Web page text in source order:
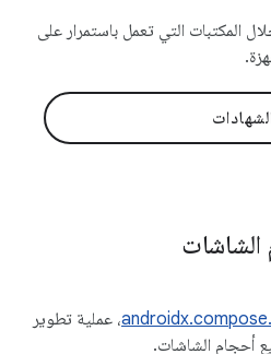
المكتبات التي تعمل باستمرار على
الشاشات
، عملية تطوير
أحجام الشاشات.